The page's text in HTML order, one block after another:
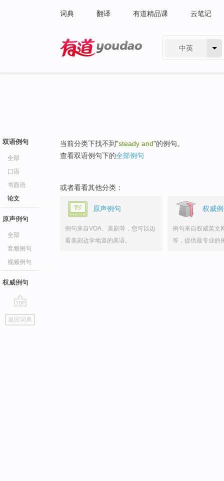
词典 翻译 有道精品课 云笔记
中英
双语例句
全部
口语
书面语
论文
原声例句
全部
音频例句
视频例句
权威例句
go
top
返回词典
当前分类下找不到"steady and"的例句。
查看双语例句下的全部例句
或者看看其他分类：
原声例句
例句来自VOA、美剧等，您可以边
看美剧边学地道的美语。
权威
例句来自权威英文
等，提供最专业的